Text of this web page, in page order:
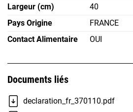
Largeur (cm)
40
Pays Origine
FRANCE
Contact Alimentaire
OUI
Documents liés
declaration_fr_370110.pdf